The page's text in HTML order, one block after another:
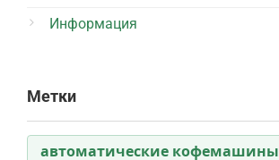
Информация
Метки
автоматические кофемашины